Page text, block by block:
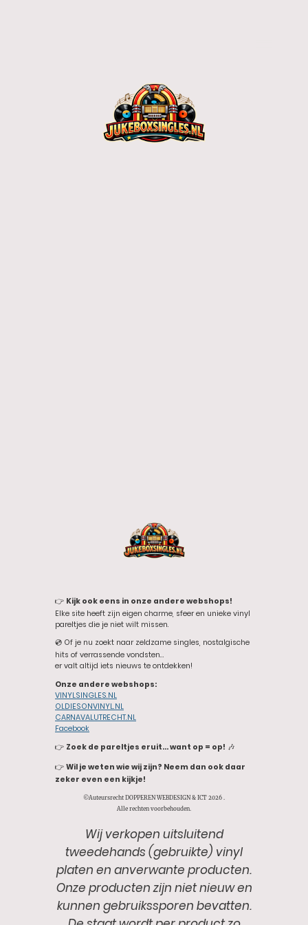
👉 Kijk ook eens in onze andere webshops!
Elke site heeft zijn eigen charme, sfeer en unieke vinyl
pareltjes die je niet wilt missen.
💿 Of je nu zoekt naar zeldzame singles, nostalgische
hits of verrassende vondsten…
er valt altijd iets nieuws te ontdekken!
Onze andere webshops:
VINYLSINGLES.NL
OLDIESONVINYL.NL
CARNAVALUTRECHT.NL
Facebook
👉 Zoek de pareltjes eruit… want op = op! 🎶
👉 Wil je weten wie wij zijn? Neem dan ook daar
zeker even een kijkje!
©Auteursrecht DOPPEREN WEBDESIGN & ICT 2026 .
Alle rechten voorbehouden.
Wij verkopen uitsluitend
tweedehands (gebruikte) vinyl
platen en anverwante producten.
Onze producten zijn niet nieuw en
kunnen gebruikssporen bevatten.